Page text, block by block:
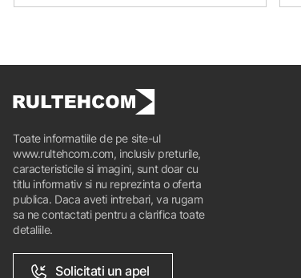
Toate informatiile de pe site-ul
www.rultehcom.com, inclusiv preturile,
caracteristicile si imagini, sunt doar cu
titlu informativ si nu reprezinta o oferta
publica. Daca aveti intrebari, va rugam
sa ne contactati pentru a clarifica toate
detaliile.
Solicitati un apel